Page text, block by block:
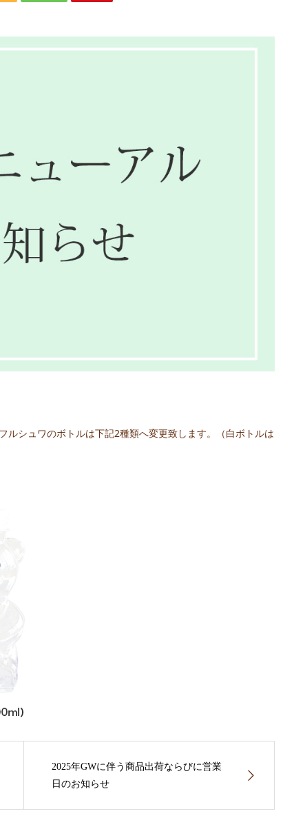
ルシュワのボトルは下記2種類へ変更致します。（白ボトルは
2025年GWに伴う商品出荷ならびに営業
日のお知らせ